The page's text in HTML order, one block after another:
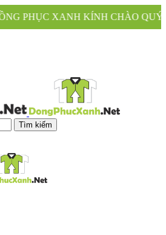
CHÀO QUÝ KHÁCH
Tìm kiếm